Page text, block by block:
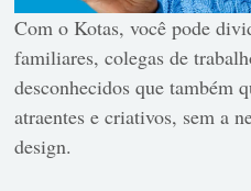
Com o Kotas, você pode
familiares, colegas de
desconhecidos que também
atraentes e criativos, sem a
design.